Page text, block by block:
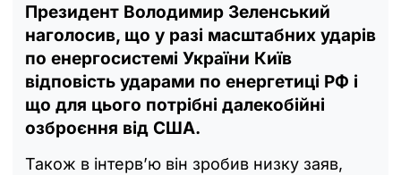
Президент Володимир Зеленський
наголосив, що у разі масштабних ударів
по енергосистемі України Київ
відповість ударами по енергетиці РФ і
що для цього потрібні далекобійні
озброєння від США.
Також в інтерв’ю він зробив низку заяв,